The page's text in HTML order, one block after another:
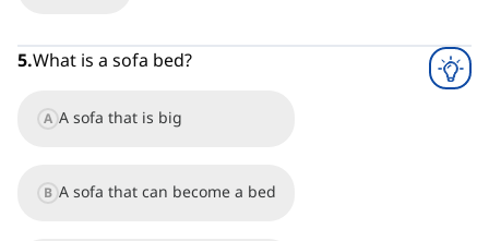
5.What is a sofa bed?
A A sofa that is big
B A sofa that can become a bed